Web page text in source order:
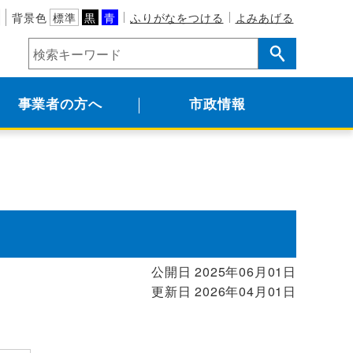
背景色 標準 黒 青 ふりがなをつける よみあげる
事業者の方へ 市政情報
公開日 2025年06月01日
更新日 2026年04月01日